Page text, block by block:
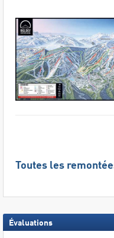
Toutes les
Évaluations